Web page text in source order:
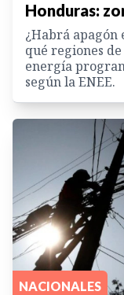
Honduras:
¿Habrá apagón
qué regiones
energía
según la ENEE.
NACIONALES